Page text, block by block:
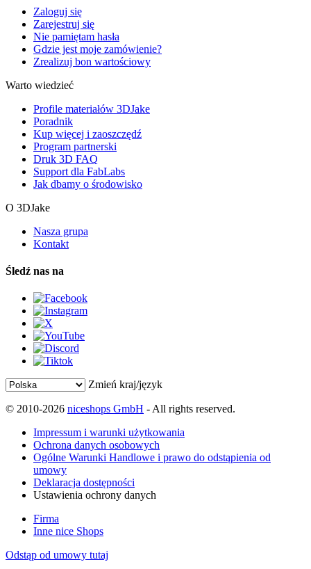
Zaloguj się
Zarejestruj się
Nie pamiętam hasła
Gdzie jest moje zamówienie?
Zrealizuj bon wartościowy
Warto wiedzieć
Profile materiałów 3DJake
Poradnik
Kup więcej i zaoszczędź
Program partnerski
Druk 3D FAQ
Support dla FabLabs
Jak dbamy o środowisko
O 3DJake
Nasza grupa
Kontakt
Śledź nas na
Zmień kraj/język
© 2010-2026 niceshops GmbH - All rights reserved.
Impressum i warunki użytkowania
Ochrona danych osobowych
Ogólne Warunki Handlowe i prawo do odstąpienia od
umowy
Deklaracja dostępności
Ustawienia ochrony danych
Firma
Inne nice Shops
Odstąp od umowy tutaj